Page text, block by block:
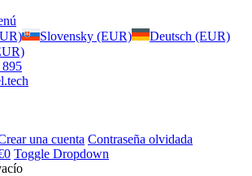
Slovensky (EUR)
Deutsch (EUR)
una cuenta Contraseña olvidada
0 Toggle Dropdown